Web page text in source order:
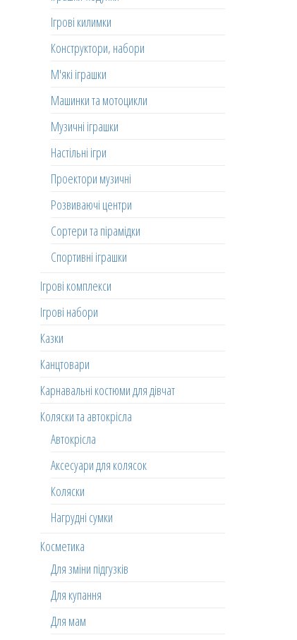
Ігрові килимки
Конструктори, набори
М'які іграшки
Машинки та мотоцикли
Музичні іграшки
Настільні ігри
Проектори музичні
Розвиваючі центри
Сортери та пірамідки
Спортивні іграшки
Ігрові комплекси
Ігрові набори
Казки
Канцтовари
Карнавальні костюми для дівчат
Коляски та автокрісла
Автокрісла
Аксесуари для колясок
Коляски
Нагрудні сумки
Косметика
Для зміни підгузків
Для купання
Для мам